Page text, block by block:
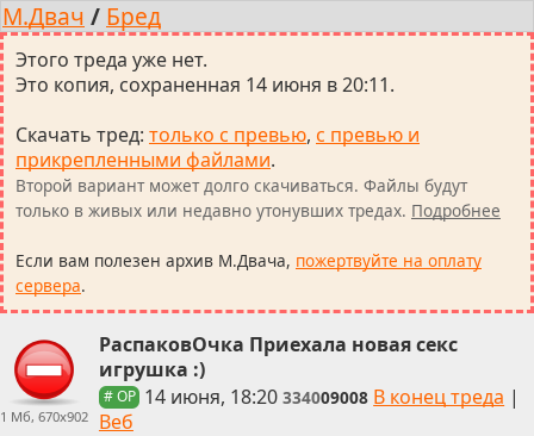
М.Двач / Бред
Этого треда уже нет.
Это копия, сохраненная 14 июня в 20:11.
Скачать тред: только с превью, с превью и
прикрепленными файлами.
Второй вариант может долго скачиваться. Файлы будут
только в живых или недавно утонувших тредах. Подробнее
Если вам полезен архив М.Двача, пожертвуйте на оплату
сервера.
1 Мб, 670x902
РаспаковОчка Приехала новая секс
игрушка :)
# OP 14 июня, 18:20 334009008 В конец треда |
Веб